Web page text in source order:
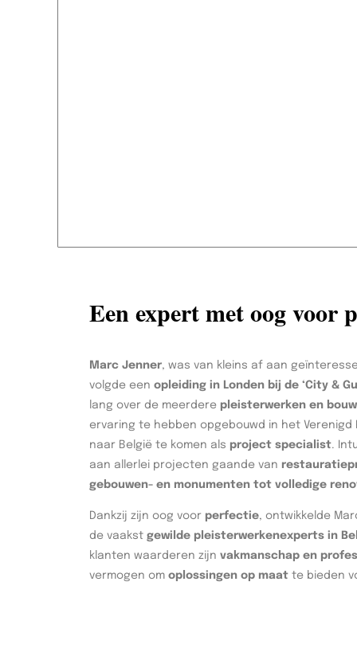
Een expert met oog voor
Marc Jenner, was van kleins af aan
volgde een opleiding in Londen bij de ‘City &
lang over de meerdere pleisterwerken en
ervaring te hebben opgebouwd in het Verenigd
naar België te komen als project specialist.
aan allerlei projecten gaande van
gebouwen- en monumenten tot volledige
Dankzij zijn oog voor perfectie, ontwikkelde
de vaakst gewilde pleisterwerkenexperts in
klanten waarderen zijn vakmanschap en
vermogen om oplossingen op maat te bieden